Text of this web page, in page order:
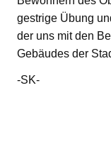
gestrige Übung
der uns mit den
Gebäudes der
-SK-